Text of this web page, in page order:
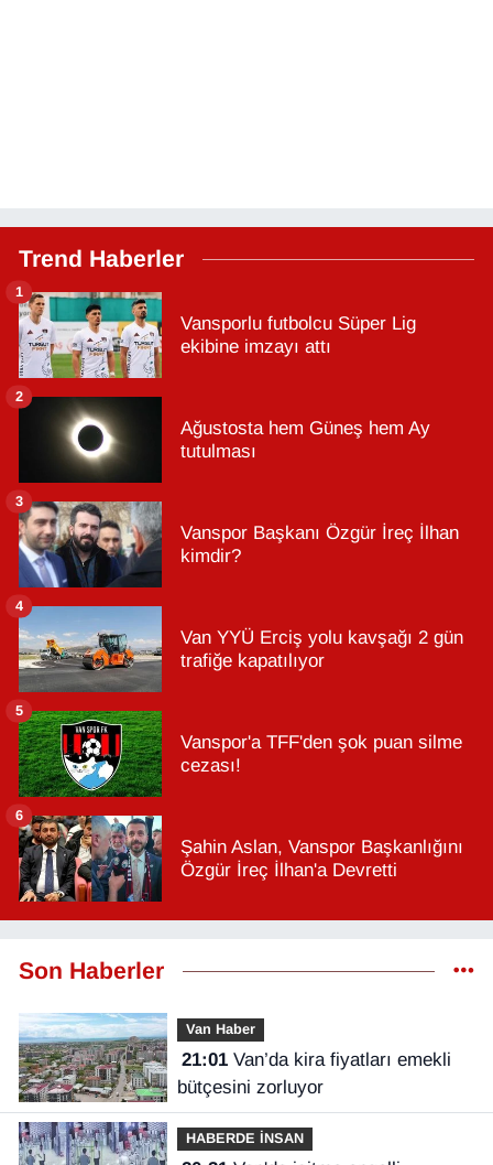
Trend Haberler
Vansporlu futbolcu Süper Lig
ekibine imzayı attı
1
Ağustosta hem Güneş hem Ay
tutulması
2
Vanspor Başkanı Özgür İreç İlhan
kimdir?
3
Van YYÜ Erciş yolu kavşağı 2 gün
trafiğe kapatılıyor
4
Vanspor'a TFF'den şok puan silme
cezası!
5
Şahin Aslan, Vanspor Başkanlığını
Özgür İreç İlhan'a Devretti
6
Son Haberler
Van Haber
21:01Van’da kira fiyatları emekli
bütçesini zorluyor
HABERDE İNSAN